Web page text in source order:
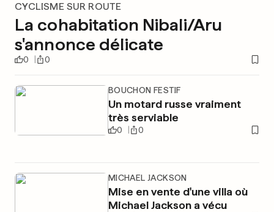
CYCLISME SUR ROUTE
La cohabitation Nibali/Aru
s'annonce délicate
0 0
BOUCHON FESTIF
Un motard russe vraiment
très serviable
0 0
MICHAEL JACKSON
Mise en vente d'une villa où
Michael Jackson a vécu